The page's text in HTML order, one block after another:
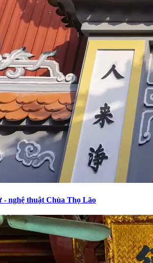
- nghệ thuật Chùa Thọ Lão